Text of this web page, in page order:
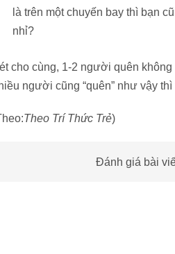
là trên một chuyến bay thì bạn
nhỉ?
cho cùng, 1-2 người quên
người cũng “quên” như vậy
Theo Trí Thức Trẻ)
Đánh giá bài